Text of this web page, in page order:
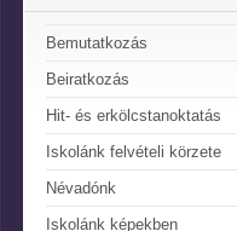
Bemutatkozás
Beiratkozás
Hit- és erkölcstanoktatás
Iskolánk felvételi körzete
Névadónk
Iskolánk képekben